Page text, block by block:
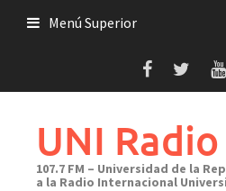
Menú Superior
UNI Radio
107.7 FM – Universidad de la
a la Radio Internacional